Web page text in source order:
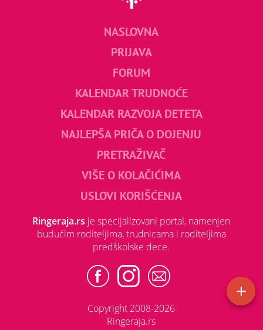
NASLOVNA
PRIJAVA
FORUM
KALENDAR TRUDNOĆE
KALENDAR RAZVOJA DETETA
NAJLEPŠA PRIČA O DOJENJU
PRETRAŽIVAČ
VIŠE O KOLAČIĆIMA
USLOVI KORIŠĆENJA
Ringeraja.rs je specijalizovani portal, namenjen
budućim roditeljima, trudnicama i roditeljima
predškolske dece.
Copyright 2008-2026
Ringeraja.rs